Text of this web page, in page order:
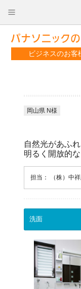
ビジネスのお客
岡山県 N様
自然光があふれ
明るく開放的
担当： （株）中